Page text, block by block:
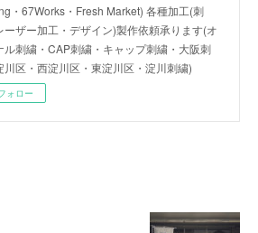
・67Works・Fresh Market) 各種加工(刺
ーザー加工・デザイン)製作依頼承ります(オ
ル刺繍・CAP刺繍・キャップ刺繍・大阪刺
川区・西淀川区・東淀川区・淀川刺繍)
ォロー